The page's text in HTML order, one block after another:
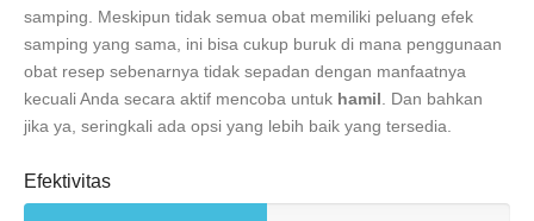
samping. Meskipun tidak semua obat memiliki peluang efek
samping yang sama, ini bisa cukup buruk di mana penggunaan
obat resep sebenarnya tidak sepadan dengan manfaatnya
kecuali Anda secara aktif mencoba untuk hamil . Dan bahkan
jika ya, seringkali ada opsi yang lebih baik yang tersedia.
Efektivitas